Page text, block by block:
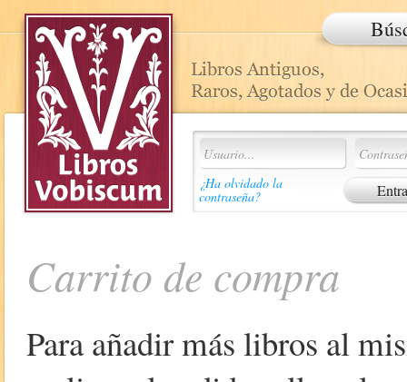
¿Ha olvidado la
contraseña?
Carrito de compra
Para añadir más libros al